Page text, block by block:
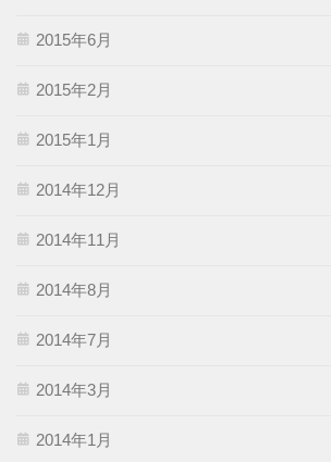
2015年6月
2015年2月
2015年1月
2014年12月
2014年11月
2014年8月
2014年7月
2014年3月
2014年1月